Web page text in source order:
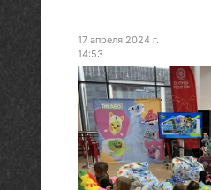
17 апреля 2024 г.
14:53